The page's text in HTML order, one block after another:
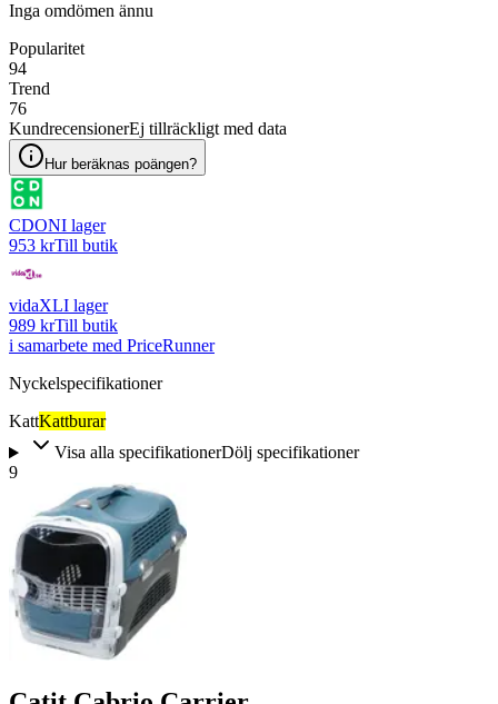
Inga omdömen ännu
Popularitet
94
Trend
76
KundrecensionerEj tillräckligt med data
Hur beräknas poängen?
CDONI lager
953 krTill butik
vidaXLI lager
989 krTill butik
i samarbete med PriceRunner
Nyckelspecifikationer
KattKattburar
Visa alla specifikationerDölj specifikationer
9